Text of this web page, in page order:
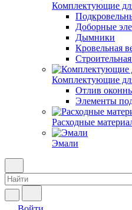
Комплектующие
Доборные
Дымники
Кровельная
Комплектующие
Отлив
Элементы
Расходные
Эмали